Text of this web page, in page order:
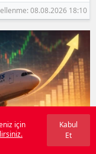
için
Kabul
Et
08.08.2026 18:10